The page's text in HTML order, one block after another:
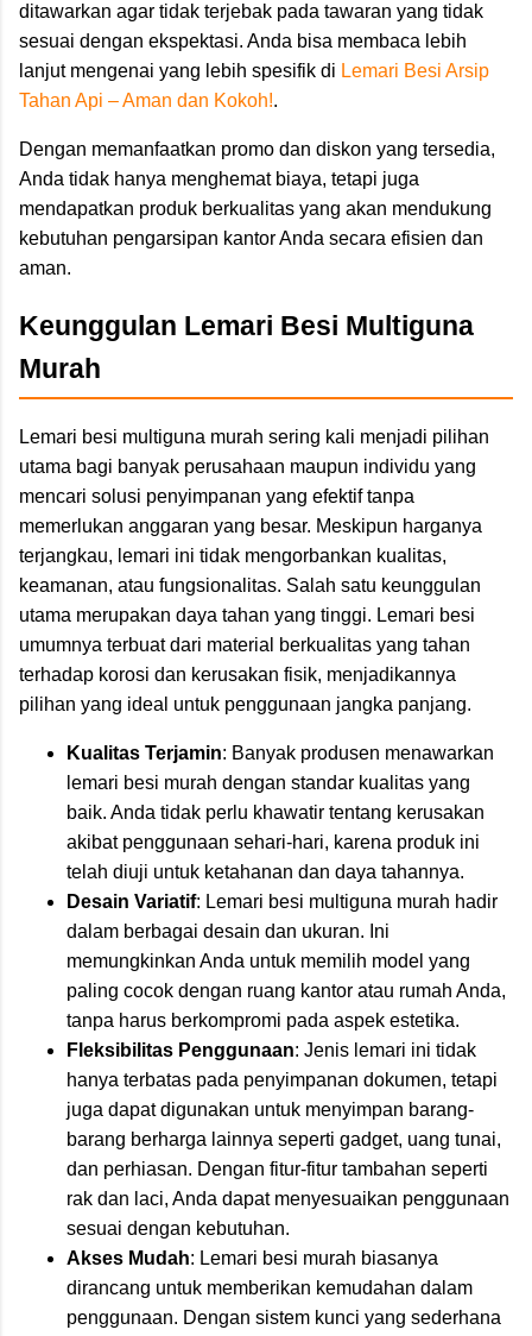
ditawarkan agar tidak terjebak pada tawaran yang tidak
sesuai dengan ekspektasi. Anda bisa membaca lebih
lanjut mengenai yang lebih spesifik di Lemari Besi Arsip
Tahan Api – Aman dan Kokoh!.
Dengan memanfaatkan promo dan diskon yang tersedia,
Anda tidak hanya menghemat biaya, tetapi juga
mendapatkan produk berkualitas yang akan mendukung
kebutuhan pengarsipan kantor Anda secara efisien dan
aman.
Keunggulan Lemari Besi Multiguna
Murah
Lemari besi multiguna murah sering kali menjadi pilihan
utama bagi banyak perusahaan maupun individu yang
mencari solusi penyimpanan yang efektif tanpa
memerlukan anggaran yang besar. Meskipun harganya
terjangkau, lemari ini tidak mengorbankan kualitas,
keamanan, atau fungsionalitas. Salah satu keunggulan
utama merupakan daya tahan yang tinggi. Lemari besi
umumnya terbuat dari material berkualitas yang tahan
terhadap korosi dan kerusakan fisik, menjadikannya
pilihan yang ideal untuk penggunaan jangka panjang.
Kualitas Terjamin: Banyak produsen menawarkan
lemari besi murah dengan standar kualitas yang
baik. Anda tidak perlu khawatir tentang kerusakan
akibat penggunaan sehari-hari, karena produk ini
telah diuji untuk ketahanan dan daya tahannya.
Desain Variatif: Lemari besi multiguna murah hadir
dalam berbagai desain dan ukuran. Ini
memungkinkan Anda untuk memilih model yang
paling cocok dengan ruang kantor atau rumah Anda,
tanpa harus berkompromi pada aspek estetika.
Fleksibilitas Penggunaan: Jenis lemari ini tidak
hanya terbatas pada penyimpanan dokumen, tetapi
juga dapat digunakan untuk menyimpan barang-
barang berharga lainnya seperti gadget, uang tunai,
dan perhiasan. Dengan fitur-fitur tambahan seperti
rak dan laci, Anda dapat menyesuaikan penggunaan
sesuai dengan kebutuhan.
Akses Mudah: Lemari besi murah biasanya
dirancang untuk memberikan kemudahan dalam
penggunaan. Dengan sistem kunci yang sederhana